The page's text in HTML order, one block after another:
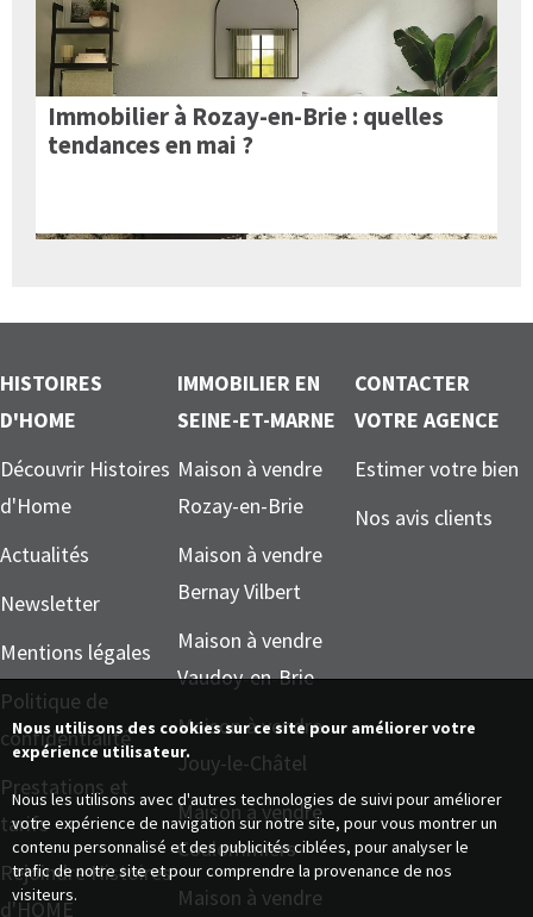
Immobilier à Rozay-en-Brie : quelles
tendances en mai ?
HISTOIRES
D'HOME
Découvrir Histoires
d'Home
Actualités
Newsletter
Mentions légales
Politique de
confidentialité
Prestations et
tarifs
Rejoindre Histoires
d'HOME
IMMOBILIER EN
SEINE-ET-MARNE
Maison à vendre
Rozay-en-Brie
Maison à vendre
Bernay Vilbert
Maison à vendre
Vaudoy-en-Brie
Maison à vendre
Jouy-le-Châtel
Maison à vendre
Coulommiers
Maison à vendre
CONTACTER
VOTRE AGENCE
Estimer votre bien
Nos avis clients
Nous utilisons des cookies sur ce site pour améliorer votre
expérience utilisateur.
Nous les utilisons avec d'autres technologies de suivi pour améliorer
votre expérience de navigation sur notre site, pour vous montrer un
contenu personnalisé et des publicités ciblées, pour analyser le
trafic de notre site et pour comprendre la provenance de nos
visiteurs.